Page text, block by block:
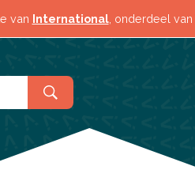
van International, onderdeel van